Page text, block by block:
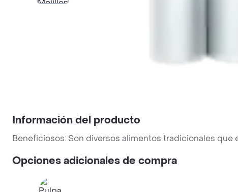
Información del producto
Beneficiosos: Son diversos alimentos tradicionales
Opciones adicionales de compra